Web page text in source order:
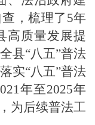
，梳理了 5年
高质量发展提
县“八五”普法
实“八五”普法
年至2025年
为后续普法工